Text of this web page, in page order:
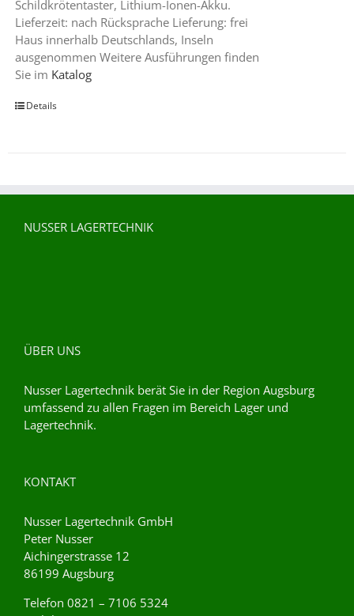
Schildkrötentaster, Lithium-Ionen-Akku.
Lieferzeit: nach Rücksprache Lieferung: frei
Haus innerhalb Deutschlands, Inseln
ausgenommen Weitere Ausführungen finden
Sie im Katalog
Details
NUSSER LAGERTECHNIK
ÜBER UNS
Nusser Lagertechnik berät Sie in der Region Augsburg
umfassend zu allen Fragen im Bereich Lager und
Lagertechnik.
KONTAKT
Nusser Lagertechnik GmbH
Peter Nusser
Aichingerstrasse 12
86199 Augsburg
Telefon 0821 – 7106 5324